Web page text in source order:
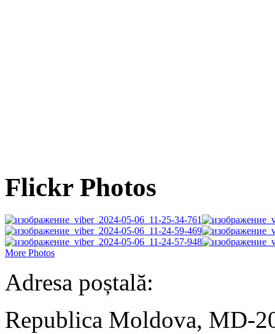
Flickr Photos
More Photos
Adresa poștală:
Republica Moldova, MD-